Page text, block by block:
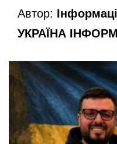
Автор:
УКРАЇНА ІНФОРМ